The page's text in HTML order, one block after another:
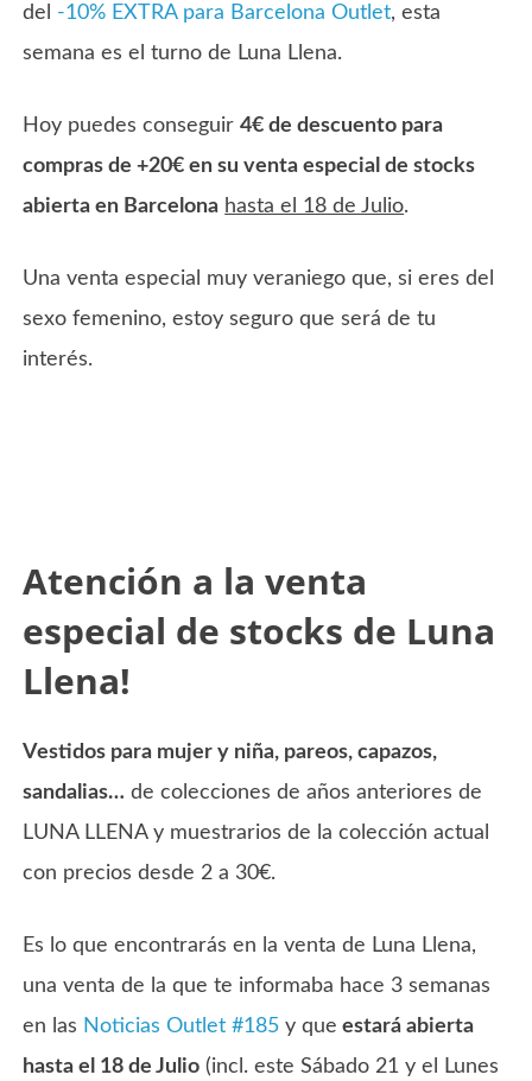
del -10% EXTRA para Barcelona Outlet, esta
semana es el turno de Luna Llena.
Hoy puedes conseguir4€ de descuento para
compras de +20€ en su venta especial de stocks
abierta en Barcelona hasta el 18 de Julio.
Una venta especial muy veraniego que, si eres del
sexo femenino, estoy seguro que será de tu
interés.
Atención a la venta
especial de stocks de Luna
Llena!
Vestidos para mujer y niña, pareos, capazos,
sandalias… de colecciones de años anteriores de
LUNA LLENA y muestrarios de la colección actual
con precios desde 2 a 30€.
Es lo que encontrarás en la venta de Luna Llena,
una venta de la que te informaba hace 3 semanas
en las Noticias Outlet #185 y que estará abierta
hasta el 18 de Julio (incl. este Sábado 21 y el Lunes